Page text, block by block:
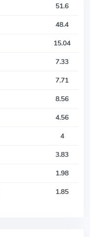
51.6
48.4
15.04
7.33
7.71
8.56
4.56
4
3.83
1.98
1.85